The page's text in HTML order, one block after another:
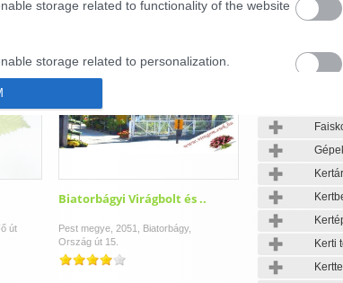
storage related to functionality of the website
storage related to personalization.
and fraud prevention, and other user protection.
út
Biatorbágyi Virágbolt és ..
Pest megye, 2051, Biatorbágy,
Ország út 15.
Kertészeti
Kerti